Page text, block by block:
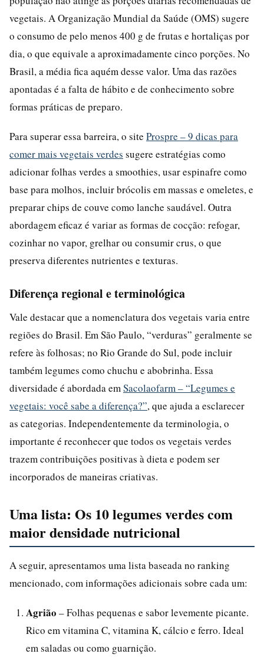
vegetais. A Organização Mundial da Saúde (OMS) sugere
o consumo de pelo menos 400 g de frutas e hortaliças por
dia, o que equivale a aproximadamente cinco porções. No
Brasil, a média fica aquém desse valor. Uma das razões
apontadas é a falta de hábito e de conhecimento sobre
formas práticas de preparo.
Para superar essa barreira, o site Prospre – 9 dicas para
comer mais vegetais verdes sugere estratégias como
adicionar folhas verdes a smoothies, usar espinafre como
base para molhos, incluir brócolis em massas e omeletes, e
preparar chips de couve como lanche saudável. Outra
abordagem eficaz é variar as formas de cocção: refogar,
cozinhar no vapor, grelhar ou consumir crus, o que
preserva diferentes nutrientes e texturas.
Diferença regional e terminológica
Vale destacar que a nomenclatura dos vegetais varia entre
regiões do Brasil. Em São Paulo, “verduras” geralmente se
refere às folhosas; no Rio Grande do Sul, pode incluir
também legumes como chuchu e abobrinha. Essa
diversidade é abordada em Sacolaofarm – “Legumes e
vegetais: você sabe a diferença?”, que ajuda a esclarecer
as categorias. Independentemente da terminologia, o
importante é reconhecer que todos os vegetais verdes
trazem contribuições positivas à dieta e podem ser
incorporados de maneiras criativas.
Uma lista: Os 10 legumes verdes com
maior densidade nutricional
A seguir, apresentamos uma lista baseada no ranking
mencionado, com informações adicionais sobre cada um:
Agrião – Folhas pequenas e sabor levemente picante.
Rico em vitamina C, vitamina K, cálcio e ferro. Ideal
em saladas ou como guarnição.